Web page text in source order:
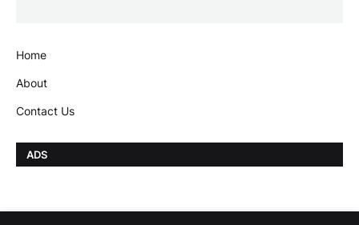
Home
About
Contact Us
ADS